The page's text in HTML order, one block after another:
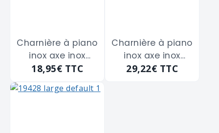
Charnière à piano
inox axe inox
MONIN "472630"
18,95€ TTC
Charnière à piano
inox axe inox
MONIN "472650"
29,22€ TTC